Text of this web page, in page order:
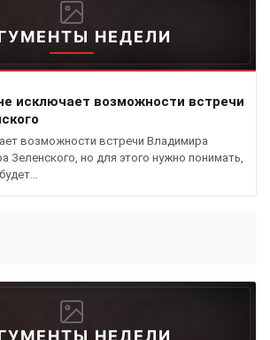
НЕДЕЛИ
исключает возможности встречи
возможности встречи Владимира
Зеленского, но для этого нужно понимать,
НЕДЕЛИ